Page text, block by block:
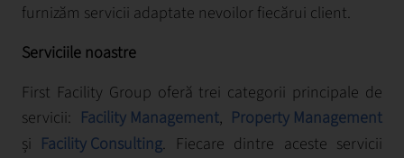
furnizăm servicii adaptate nevoilor fiecărui client.
Serviciile noastre
First Facility Group oferă trei categorii principale de
servicii: Facility Management, Property Management
și Facility Consulting. Fiecare dintre aceste servicii